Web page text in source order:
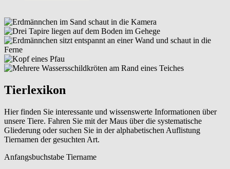
Tierlexikon
Hier finden Sie interessante und wissenswerte Informationen über
unsere Tiere. Fahren Sie mit der Maus über die systematische
Gliederung oder suchen Sie in der alphabetischen Auflistung
Tiernamen der gesuchten Art.
Anfangsbuchstabe Tiername